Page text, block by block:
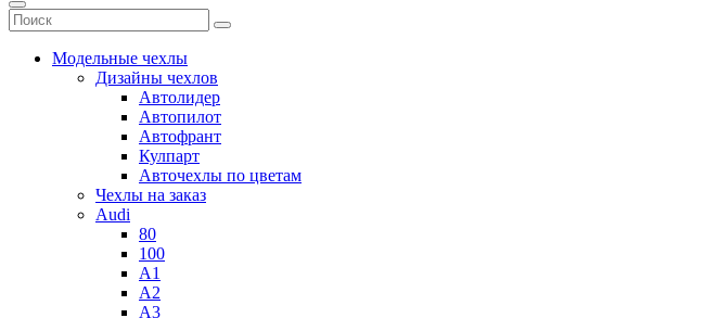
Модельные чехлы
Дизайны чехлов
Автолидер
Автопилот
Автофрант
Кулпарт
Авточехлы по цветам
Чехлы на заказ
Audi
80
100
A1
A2
A3